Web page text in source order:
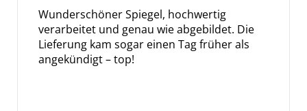
Wunderschöner Spiegel, hochwertig
verarbeitet und genau wie abgebildet. Die
Lieferung kam sogar einen Tag früher als
angekündigt – top!